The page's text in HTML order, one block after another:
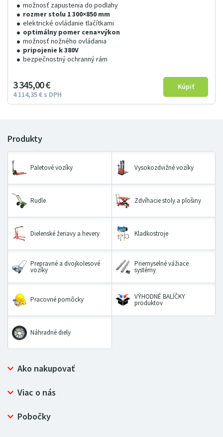
možnosť zapustenia do podlahy
rozmer stolu 1 300×850 mm
elektrické ovládanie tlačítkami
optimálny pomer cena×výkon
možnosť nožného ovládania
pripojenie k 380V
bezpečnostný ochranný rám
3345 00€
4 114 35€ s DPH
Paletové vozíky Vysokozdvižné vozíky
Rudle Zdvíhacie stoly a plošiny
Dielenské žeriavy a hevery Kladkostroje
Prepravné a dvojkolesové
vozíky
Priemyselné vážiace
systémy
Pracovné pomôcky VÝHODNÉ BALÍČKY
produktov
Náhradné diely
Ako nakupovať
Prečo nakupovať u LUGERO
Ochrana osobných údajov
Viac o nás
Bezpečný nákup
Certifikát NATUR-PACK
Pobočky